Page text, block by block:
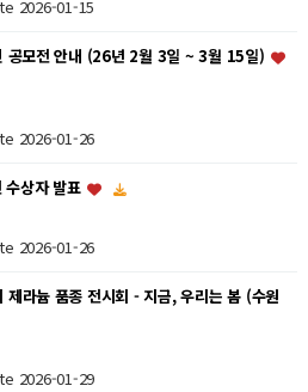
2026-01-15
공모전 안내 (26년 2월 3일 ~ 3월 15일)
2026-01-26
상자 발표
2026-01-26
라늄 품종 전시회 - 지금, 우리는 봄 (수원
2026-01-29